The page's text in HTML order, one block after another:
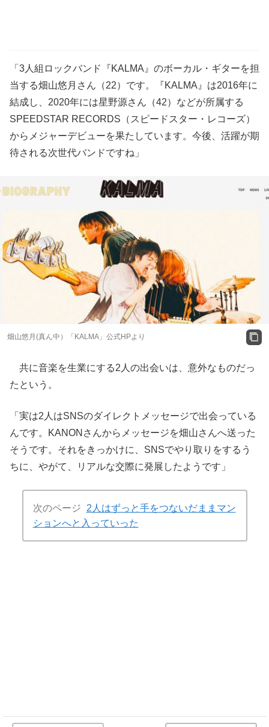
「3人組ロックバンド『KALMA』のボーカル・ギターを担
当する畑山悠月さん（22）です。『KALMA』は2016年に
結成し、2020年には星野源さん（42）などが所属する
SPEEDSTAR RECORDS（スピードスター・レコーズ）
からメジャーデビューを果たしています。今後、活躍が期
待される次世代バンドですね」
畑山悠月(真ん中）「KALMA」公式HPより
共に音楽を生業にする2人の出会いは、意外なものだっ
たという。
「実は2人はSNSのダイレクトメッセージで出会っている
んです。KANONさんからメッセージを畑山さんへ送った
そうです。それをきっかけに、SNSでやり取りをするう
ちに、やがて、リアルな交際に発展したようです」
次のページ
2人はずっと手をつないだままマン
ションへと入っていった